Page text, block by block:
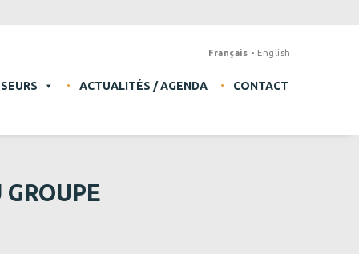
ACTUALITÉS / AGENDA CONTACT
Français English